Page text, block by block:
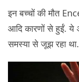
इन बच्चों की मौत
आदि कारणों से हुईं. ये
समस्या से जूझ रहा था.